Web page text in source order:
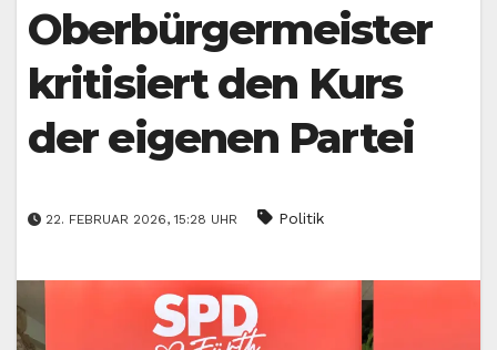
Oberbürgermeister
kritisiert den Kurs
der eigenen Partei
22. FEBRUAR 2026, 15:28 UHR Politik